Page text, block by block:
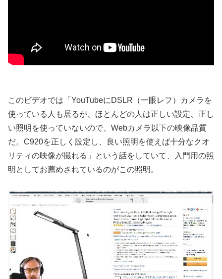
このビデオでは「YouTubeにDSLR（一眼レフ）カメラを
使っている人も居るが、ほとんどの人は正しい設定、正し
い照明を使っていないので、Webカメラ以下の映像品質
だ。C920を正しく設定し、良い照明を使えば十分なクオ
リティの映像が撮れる」という話をしていて、入門用の照
明としてお薦めされているのがこの照明。